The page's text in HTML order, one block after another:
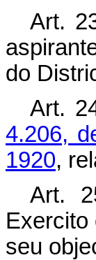
Art.
do
Art.
4.206,
1920,
Art.
Exercito
seu